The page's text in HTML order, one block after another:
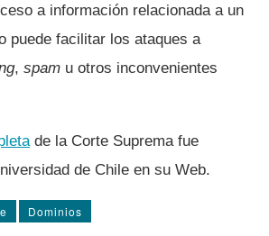
a información relacionada a un
puede facilitar los ataques a
, spam u otros inconvenientes
de la Corte Suprema fue
de Chile en su Web.
Dominios